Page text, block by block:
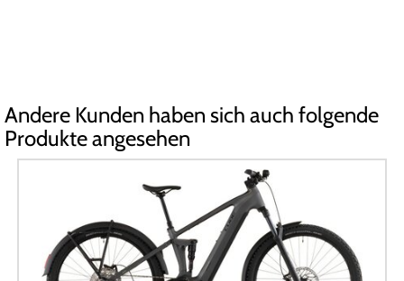
Andere Kunden haben sich auch folgende
Produkte angesehen